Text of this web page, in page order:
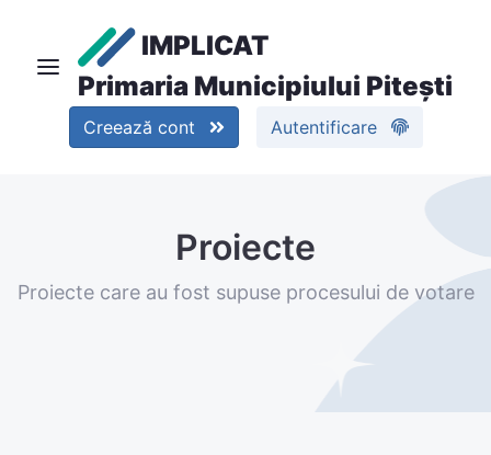
IMPLICAT
Primaria Municipiului Pitești
Creează cont Autentificare
Proiecte
Proiecte care au fost supuse procesului de votare